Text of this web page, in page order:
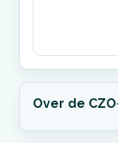
Over de